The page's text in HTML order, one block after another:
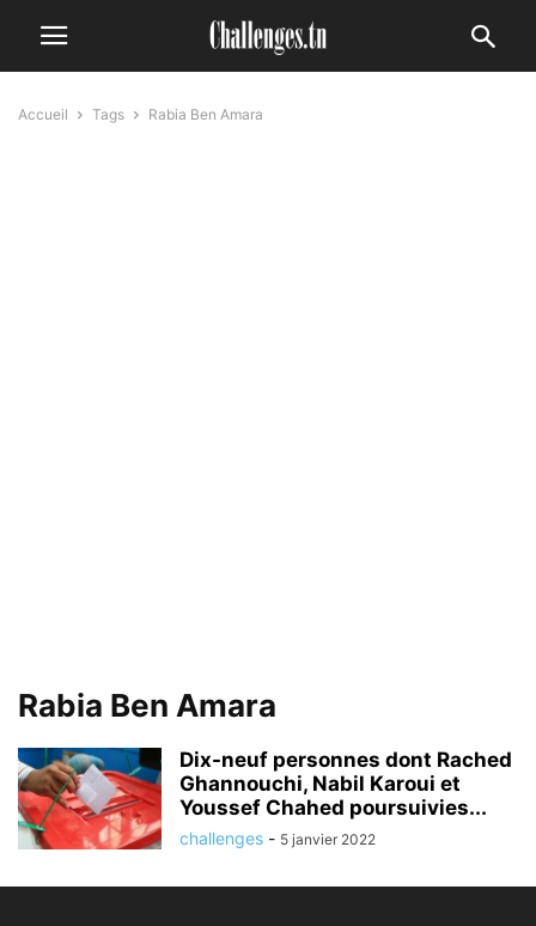
Accueil Tags Rabia Ben Amara
Rabia Ben Amara
Dix-neuf personnes dont Rached
Ghannouchi, Nabil Karoui et
Youssef Chahed poursuivies...
challenges - 5 janvier 2022